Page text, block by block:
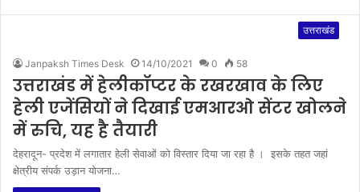
उत्तराखंड
Janpaksh Times Desk 14/10/2021 0 58
उत्तराखंड में हेलीकॉप्टर के रखरखाव के लिए
हेली एजेंसियों ने दिखाई एमआरओ सेंटर खोलने
में रुचि, यह है तैयारी
देहरादून- प्रदेश में लगातार हेली सेवाओं को विस्तार दिया जा रहा है । इसके तहत जहां
क्षेत्रीय संपर्क उड़ान योजना…